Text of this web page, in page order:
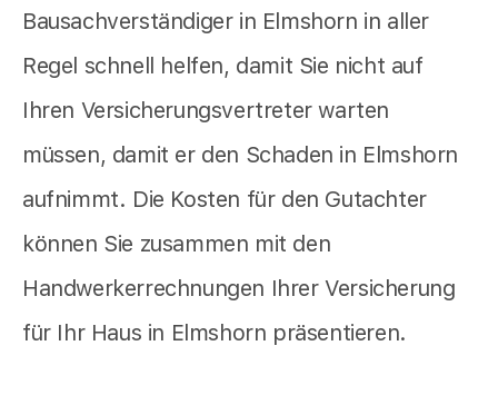
Bausachverständiger in Elmshorn in aller
Regel schnell helfen, damit Sie nicht auf
Ihren Versicherungsvertreter warten
müssen, damit er den Schaden in Elmshorn
aufnimmt. Die Kosten für den Gutachter
können Sie zusammen mit den
Handwerkerrechnungen Ihrer Versicherung
für Ihr Haus in Elmshorn präsentieren.